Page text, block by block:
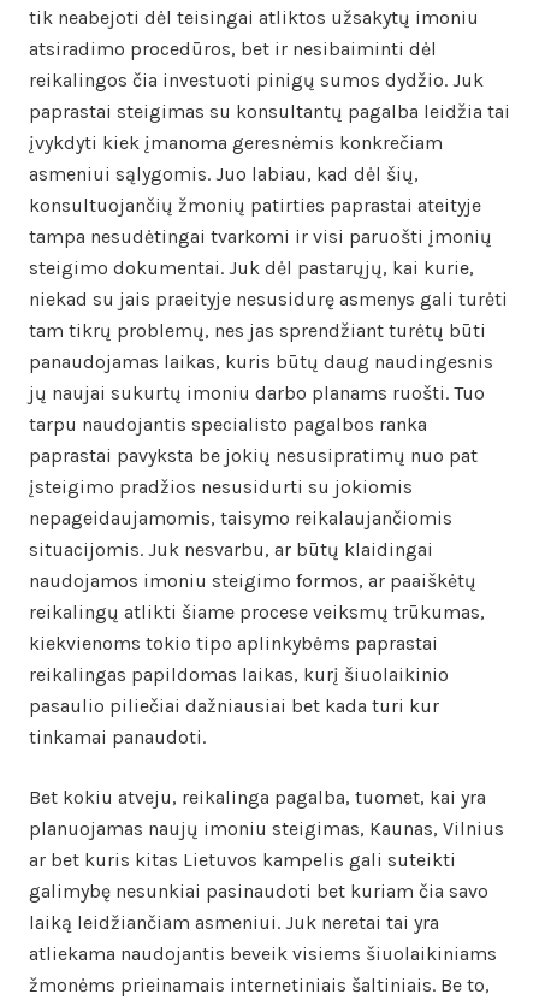
tik neabejoti dėl teisingai atliktos užsakytų imoniu
atsiradimo procedūros, bet ir nesibaiminti dėl
reikalingos čia investuoti pinigų sumos dydžio. Juk
paprastai steigimas su konsultantų pagalba leidžia tai
įvykdyti kiek įmanoma geresnėmis konkrečiam
asmeniui sąlygomis. Juo labiau, kad dėl šių,
konsultuojančių žmonių patirties paprastai ateityje
tampa nesudėtingai tvarkomi ir visi paruošti įmonių
steigimo dokumentai. Juk dėl pastarųjų, kai kurie,
niekad su jais praeityje nesusidurę asmenys gali turėti
tam tikrų problemų, nes jas sprendžiant turėtų būti
panaudojamas laikas, kuris būtų daug naudingesnis
jų naujai sukurtų imoniu darbo planams ruošti. Tuo
tarpu naudojantis specialisto pagalbos ranka
paprastai pavyksta be jokių nesusipratimų nuo pat
įsteigimo pradžios nesusidurti su jokiomis
nepageidaujamomis, taisymo reikalaujančiomis
situacijomis. Juk nesvarbu, ar būtų klaidingai
naudojamos imoniu steigimo formos, ar paaiškėtų
reikalingų atlikti šiame procese veiksmų trūkumas,
kiekvienoms tokio tipo aplinkybėms paprastai
reikalingas papildomas laikas, kurį šiuolaikinio
pasaulio piliečiai dažniausiai bet kada turi kur
tinkamai panaudoti.
Bet kokiu atveju, reikalinga pagalba, tuomet, kai yra
planuojamas naujų imoniu steigimas, Kaunas, Vilnius
ar bet kuris kitas Lietuvos kampelis gali suteikti
galimybę nesunkiai pasinaudoti bet kuriam čia savo
laiką leidžiančiam asmeniui. Juk neretai tai yra
atliekama naudojantis beveik visiems šiuolaikiniams
žmonėms prieinamais internetiniais šaltiniais. Be to,